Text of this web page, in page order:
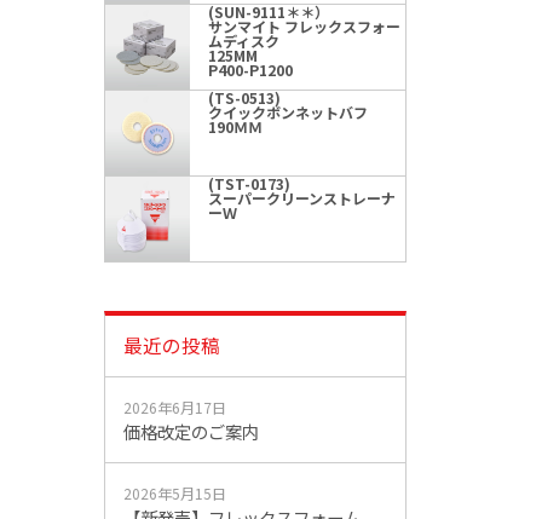
(SUN-9111＊＊）
サンマイト フレックスフォー
ムディスク
125MM
P400-P1200
(TS-0513)
クイックボンネットバフ
190ＭＭ
(TST-0173)
スーパークリーンストレーナ
ーＷ
最近の投稿
価格改定のご案内
2026年6月17日
2026年5月15日